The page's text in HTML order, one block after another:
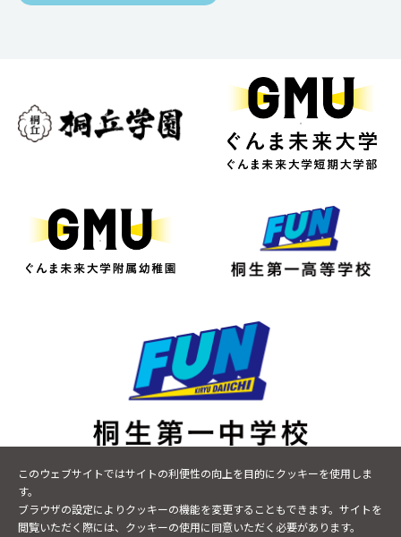
このウェブサイトではサイトの利便性の向上を目的にクッキーを使用しま
す。
ブラウザの設定によりクッキーの機能を変更することもできます。サイトを
閲覧いただく際には、クッキーの使用に同意いただく必要があります。
TEL0277-48-8600FAX 0277-20-7465